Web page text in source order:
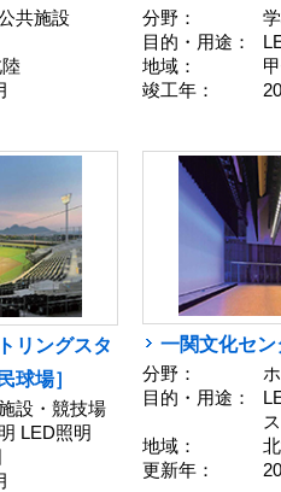
共施設
分野：
目的・用途：
地域：
竣工年：
リングスタ
球場］
設・競技場
LED照明
一関文化セ
分野：
目的・用途：
地域：
更新年：